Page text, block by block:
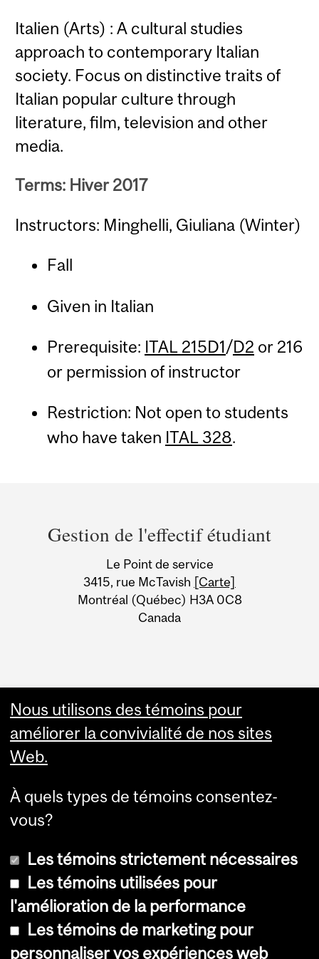
Italien (Arts) : A cultural studies
approach to contemporary Italian
society. Focus on distinctive traits of
Italian popular culture through
literature, film, television and other
media.
Terms: Hiver 2017
Instructors: Minghelli, Giuliana (Winter)
Fall
Given in Italian
Prerequisite: ITAL 215D1/D2 or 216
or permission of instructor
Restriction: Not open to students
who have taken ITAL 328.
and
University
Information
Gestion de l'effectif étudiant
Le Point de service
3415, rue McTavish [Carte]
Montréal (Québec) H3A 0C8
Canada
© Université McGill, 2026
Accessibilité
Nous utilisons des témoins pour
améliorer la convivialité de nos sites
Web.
À quels types de témoins consentez-
vous?
Les témoins strictement nécessaires
Les témoins utilisées pour
l'amélioration de la performance
Les témoins de marketing pour
personnaliser vos expériences web